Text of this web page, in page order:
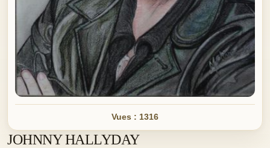
Vues : 1316
JOHNNY HALLYDAY